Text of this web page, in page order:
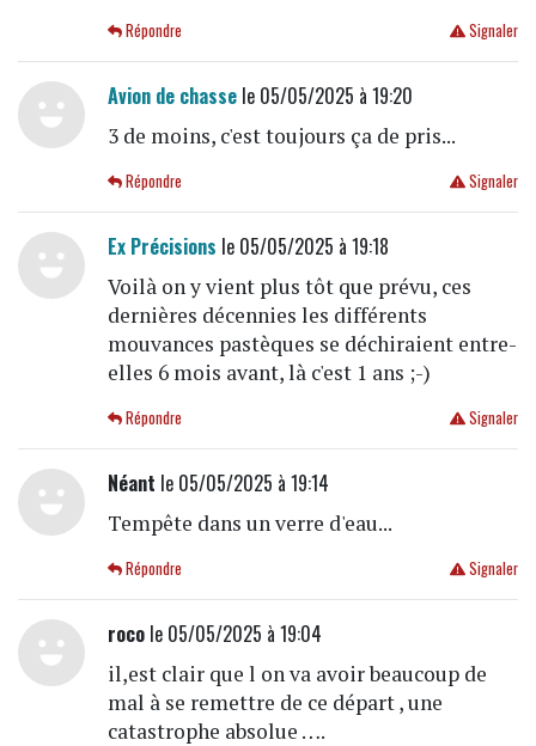
Signaler
Répondre
Avion de chassele 05/05/2025 à 19:20
3 de moins, c'est toujours ça de pris...
Signaler
Répondre
Ex Précisions le 05/05/2025 à 19:18
Voilà on y vient plus tôt que prévu, ces
dernières décennies les différents
mouvances pastèques se déchiraient entre-
elles 6 mois avant, là c'est 1 ans ;-)
Signaler
Répondre
Néant le 05/05/2025 à 19:14
Tempête dans un verre d'eau...
Signaler
Répondre
rocole 05/05/2025 à 19:04
il,est clair que l on va avoir beaucoup de
mal à se remettre de ce départ , une
catastrophe absolue ….